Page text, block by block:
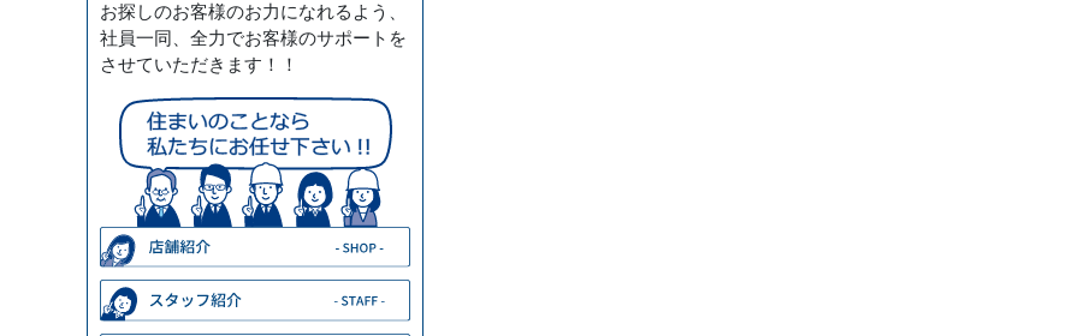
お探しのお客様のお力になれるよう、
社員一同、全力でお客様のサポートを
させていただきます！！